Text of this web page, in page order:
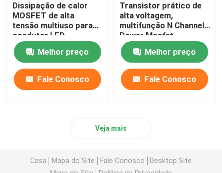
Dissipação de calor
MOSFET de alta
tensão multiuso para
condutor LED
Melhor preço
Fale Conosco
Transistor prático de
alta voltagem,
multifunção N Channel
Power Mosfet
Melhor preço
Fale Conosco
Veja mais
Casa Mapa do Site Fale Conosco
Desktop Site